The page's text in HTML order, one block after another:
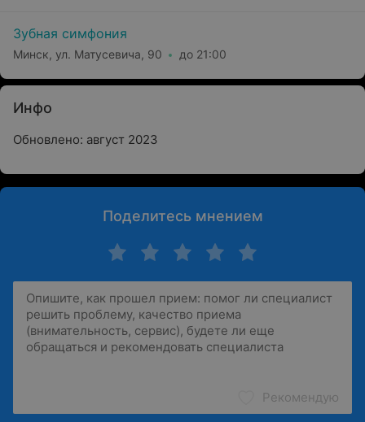
Зубная симфония
Минск, ул. Матусевича, 90 до 21:00
Инфо
Обновлено: август 2023
Поделитесь мнением
Рекомендую